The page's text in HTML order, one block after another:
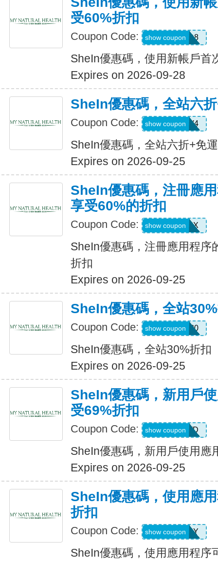
受60%折扣
Coupon Code: TFSD8
show coupon
SheIn優惠碼，使用新帳戶首
Expires on 2026-09-28
SheIn優惠碼，全站六
Coupon Code: LS8V4
show coupon
SheIn優惠碼，全站六折+免
Expires on 2026-09-25
SheIn優惠碼，注冊應
享受60%的折扣
Coupon Code: XUWL7NX
show coupon
SheIn優惠碼，注冊應用程序
折扣
Expires on 2026-09-25
SheIn優惠碼，全站
Coupon Code: AFFILI30
show coupon
SheIn優惠碼，全站30%折扣
Expires on 2026-09-25
SheIn優惠碼，新用戶
受69%折扣
Coupon Code: HR2TQWD
show coupon
SheIn優惠碼，新用戶使用應
Expires on 2026-09-25
SheIn優惠碼，使用應
折扣
Coupon Code: 6FANY
show coupon
SheIn優惠碼，使用應用程序